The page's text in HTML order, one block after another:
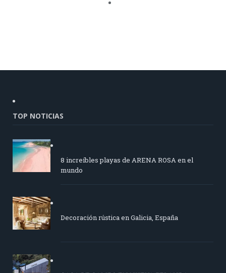
TOP NOTICIAS
8 increíbles playas de ARENA ROSA en el
mundo
Decoración rústica en Galicia, España